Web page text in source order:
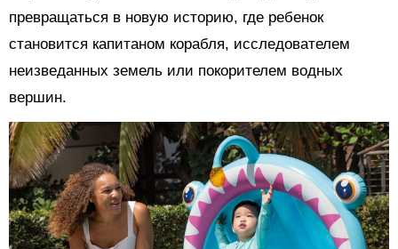
превращаться в новую историю, где ребенок
становится капитаном корабля, исследователем
неизведанных земель или покорителем водных
вершин.